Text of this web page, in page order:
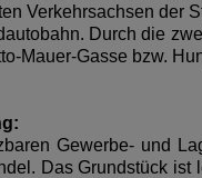
Verkehrsachsen der
Durch die
Mauer-Gasse bzw.
Gewerbe- und
Das Grundstück